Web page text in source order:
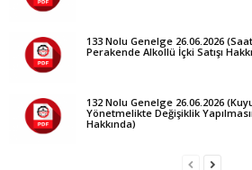
133 Nolu Genelge 26.06.2026
Perakende Alkollü İçki Satışı
132 Nolu Genelge 26.06.2026
Yönetmelikte Değişiklik
Hakkında)